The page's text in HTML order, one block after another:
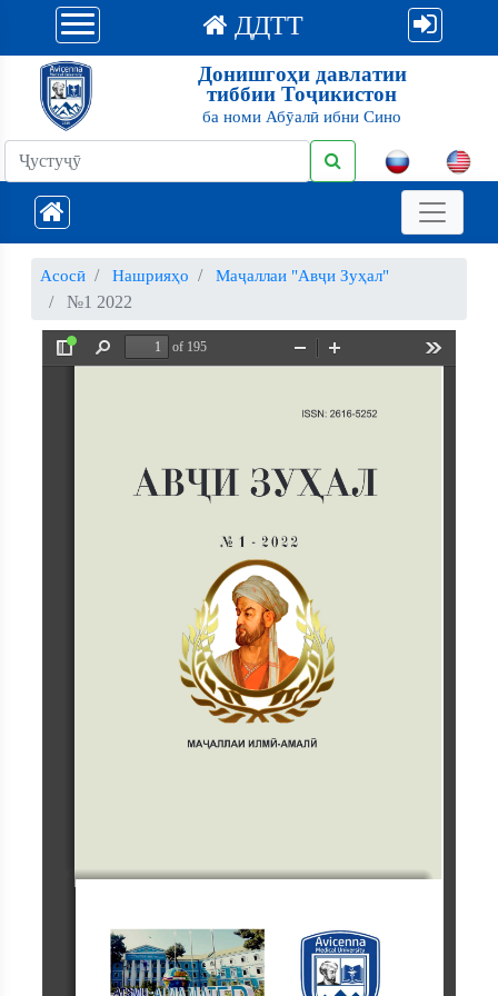
ДДТТ
Донишгоҳи давлатии
тиббии Тоҷикистон
ба номи Абӯалӣ ибни Сино
Асосӣ Нашрияҳо Маҷаллаи "Авҷи Зуҳал"
№1 2022
Toggle
Find
of 195
Zoom